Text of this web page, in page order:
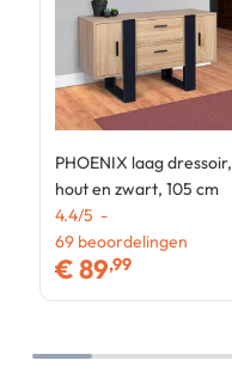
PHOENIX laag dressoir,
hout en zwart, 105 cm
4.4/5 -
69 beoordelingen
€89,99